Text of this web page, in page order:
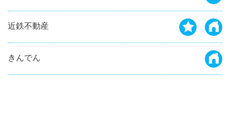
近鉄不動産
きんでん